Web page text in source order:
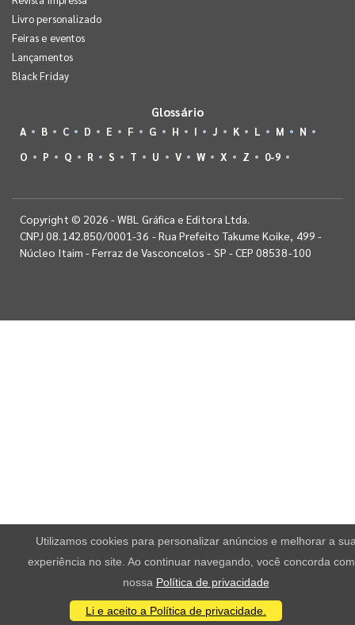
Livro personalizado
Feiras e eventos
Lançamentos
Black Friday
Glossário
A B C D E F G H I J K L M
N
O
P Q R S T U V W X Z 0-9
Copyright © 2026 - WBL Gráfica e Editora Ltda.
CNPJ 08.142.850/0001-36 - Rua Prefeito Takume Koike, 499 -
Núcleo Itaim - Ferraz de Vasconcelos - SP - CEP 08538-100
Utilizamos cookies para personalizar anúncios e melhorar a
experiência no site. Ao continuar navegando, você concorda
nossa Política de privacidade
Li e aceito a Política de privacidade.